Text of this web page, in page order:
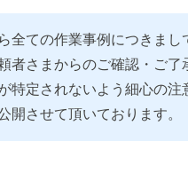
全ての作業事例につきまし
者さまからのご確認・ご了
特定されないよう細心の注
開させて頂いております。